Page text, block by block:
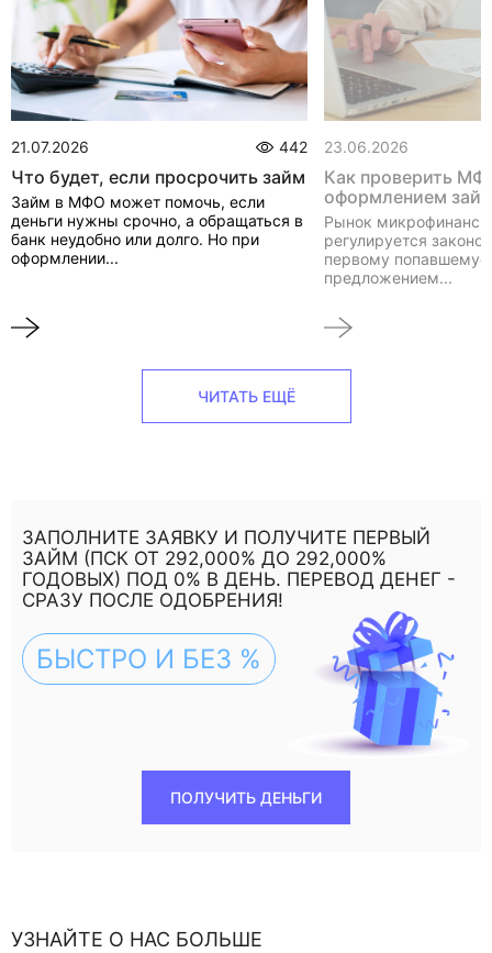
21.07.2026 442
Что будет, если просрочить займ
Займ в МФО может помочь, если
деньги нужны срочно, а обращаться в
банк неудобно или долго. Но при
оформлении...
23.06.2026
Как проверить
оформлением
Рынок
регулируется
первому
предложением...
ЧИТАТЬ ЕЩЁ
ЗАПОЛНИТЕ ЗАЯВКУ И ПОЛУЧИТЕ ПЕРВЫЙ
ЗАЙМ (ПСК ОТ 292,000% ДО 292,000%
ГОДОВЫХ) ПОД 0% В ДЕНЬ. ПЕРЕВОД ДЕНЕГ -
СРАЗУ ПОСЛЕ ОДОБРЕНИЯ!
БЫСТРО И БЕЗ %
ПОЛУЧИТЬ ДЕНЬГИ
УЗНАЙТЕ О НАС БОЛЬШЕ